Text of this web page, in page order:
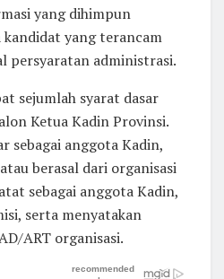
yang dihimpun
kandidat yang terancam
persyaratan administrasi.
sejumlah syarat dasar
Ketua Kadin Provinsi.
sebagai anggota Kadin,
berasal dari organisasi
sebagai anggota Kadin,
serta menyatakan
ART organisasi.